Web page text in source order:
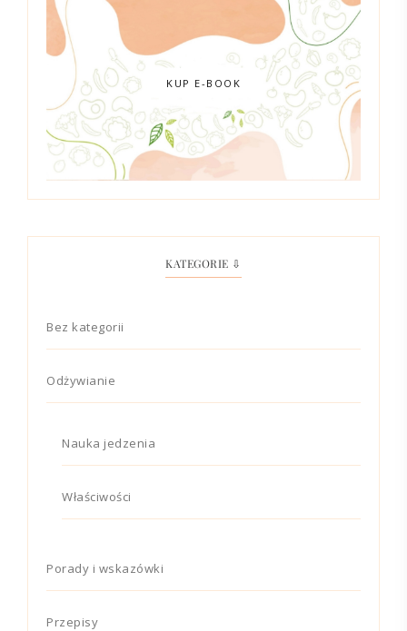
KUP E-BOOK
KATEGORIE ⇩
Bez kategorii
Odżywianie
Nauka jedzenia
Właściwości
Porady i wskazówki
Przepisy